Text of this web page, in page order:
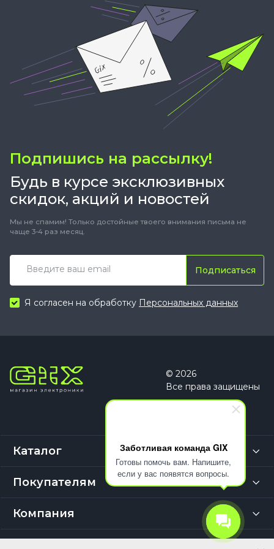
Заботливая команда GIX
Готовы помочь вам. Напишите,
если у вас появятся вопросы.
Подпишись на рассылку!
Будь в курсе эксклюзивных
скидок, акций и новостей
Мы не спамим! Только достойные твоего внимания письма не
чаще 3-4 раз месяц.
Подписаться
Я согласен на обработку Персональных данных
© 2026
Все права защищены
Каталог
Покупателям
Компания